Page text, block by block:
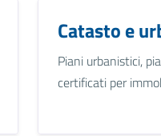
Catasto e
Piani urbanistici,
certificati per